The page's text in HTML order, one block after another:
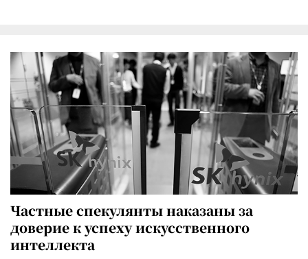
Частные спекулянты наказаны за
доверие к успеху искусственного
интеллекта